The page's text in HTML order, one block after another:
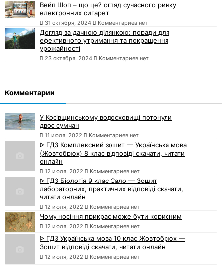
Вейп Шоп – що це? огляд сучасного ринку
електронних сигарет
31 октября, 2024 Комментариев нет
Догляд за дачною ділянкою: поради для
ефективного утримання та покращення
урожайності
23 октября, 2024 Комментариев нет
Комментарии
У Косівщинському водосховищі потонули
двоє сумчан
11 июля, 2022 Комментариев нет
ᐈ ГДЗ Комплексний зошит — Українська мова
(Жовтобрюх) 8 клас відповіді скачати, читати
онлайн
12 июля, 2022 Комментариев нет
ᐈ ГДЗ Біологія 9 клас Сало — Зошит
лабораторних, практичних відповіді скачати,
читати онлайн
12 июля, 2022 Комментариев нет
Чому носіння прикрас може бути корисним
12 июля, 2022 Комментариев нет
ᐈ ГДЗ Українська мова 10 клас Жовтобрюх —
Зошит відповіді скачати, читати онлайн
12 июля, 2022 Комментариев нет